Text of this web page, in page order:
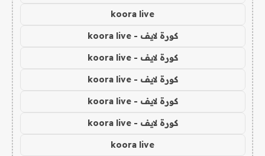
koora live
كورة لايف - koora live
كورة لايف - koora live
كورة لايف - koora live
كورة لايف - koora live
كورة لايف - koora live
koora live